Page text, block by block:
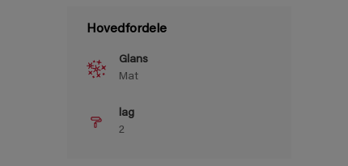
Hovedfordele
Glans
Mat
lag
2